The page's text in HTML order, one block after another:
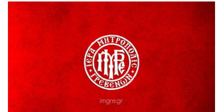
H παραδοχή λαθών είναι (και) δύναμη
5 Αυγούστου 2026
Ο ΑΝΔΡΕΑΣ ΑΣΛΑΝΙΔΗΣ ΣΥΝΕΧΙΖΕΙ ΣΤΟΝ ΠΡΩΤΕΑ
ΓΡΕΒΕΝΩΝ
5 Αυγούστου 2026
Ευχαριστήριο Εκπολιτιστικού Συλλόγου Ταξιάρχη προς κ.
Παρασχάκη Αθανάσιο
5 Αυγούστου 2026